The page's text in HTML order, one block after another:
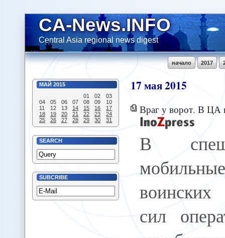
CA-News.INFO
Central Asia regional news digest
2017
начало
МАЙ 2015
01
02
03
04
05 06 07 08 09
10
11
12 13 14 15 16
17
18
19 20 21 22 23
24
25
26 27 28 29 30 31
SEARCH
SUBCRIBE
17мая2015
Враг у ворот. В ЦА
В
воинских
сил